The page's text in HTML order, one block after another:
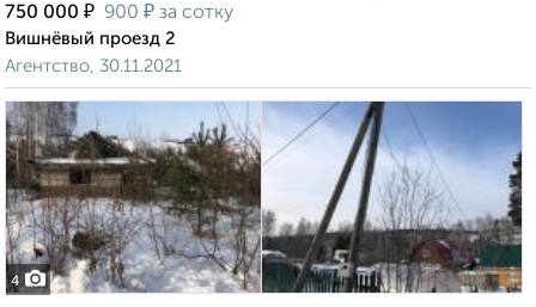
750 000 ₽ 900 ₽ за сотку
Вишнёвый проезд 2
Агентство, 30.11.2021
4